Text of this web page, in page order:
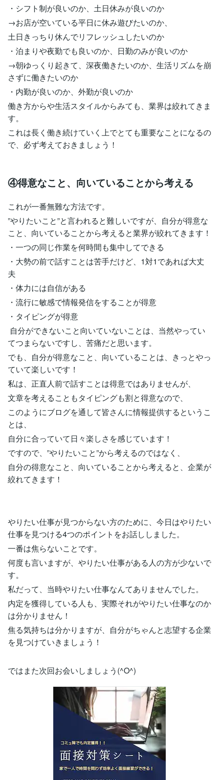
・シフト制が良いのか、土日休みが良いのか
→お店が空いている平日に休み遊びたいのか、
土日きっちり休んでリフレッシュしたいのか
・泊まりや夜勤でも良いのか、日勤のみが良いのか
→朝ゆっくり起きて、深夜働きたいのか、生活リズムを崩
さずに働きたいのか
・内勤が良いのか、外勤が良いのか
働き方からや生活スタイルからみても、業界は絞れてきま
す。
これは長く働き続けていく上でとても重要なことになるの
で、必ず考えておきましょう！
④得意なこと、向いていることから考える
これが一番無難な方法です。
”やりたいこと”と言われると難しいですが、自分が得意な
こと、向いていることから考えると業界が絞れてきます！
・一つの同じ作業を何時間も集中してできる
・大勢の前で話すことは苦手だけど、1対1であれば大丈
夫
・体力には自信がある
・流行に敏感で情報発信をすることが得意
・タイピングが得意
自分ができないこと向いていないことは、当然やってい
てつまらないですし、苦痛だと思います。
でも、自分が得意なこと、向いていることは、きっとやっ
ていて楽しいです！
私は、正直人前で話すことは得意ではありませんが、
文章を考えることもタイピングも割と得意なので、
このようにブログを通して皆さんに情報提供するというこ
とは、
自分に合っていて日々楽しさを感じています！
ですので、”やりたいこと”から考えるのではなく、
自分の得意なこと、向いていることから考えると、企業が
絞れてきます！
やりたい仕事が見つからない方のために、今日はやりたい
仕事を見つける4つのポイントをお話ししました。
一番は焦らないことです。
何度も言いますが、やりたい仕事がある人の方が少ないで
す。
私だって、当時やりたい仕事なんてありませんでした。
内定を獲得している人も、実際それがやりたい仕事なのか
は分かりません！
焦る気持ちは分かりますが、自分がちゃんと志望する企業
を見つけていきましょう！
ではまた次回お会いしましょう(^O^)